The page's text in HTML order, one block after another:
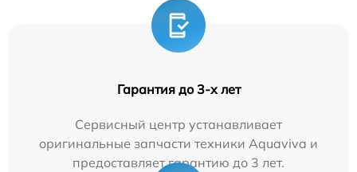
Гарантия до 3-х лет
Сервисный центр устанавливает
оригинальные запчасти техники Aquaviva и
предоставляет гарантию до 3 лет.